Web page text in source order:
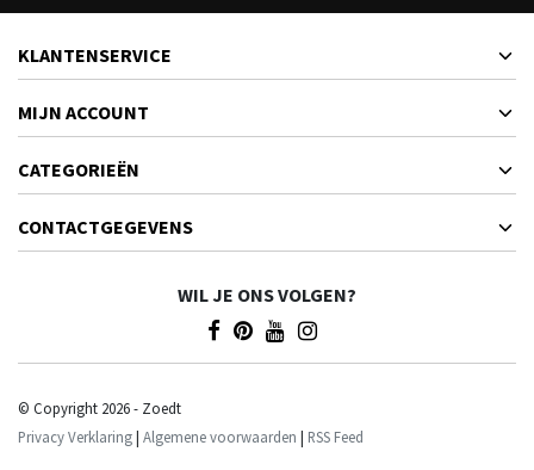
KLANTENSERVICE
MIJN ACCOUNT
CATEGORIEËN
CONTACTGEGEVENS
WIL JE ONS VOLGEN?
© Copyright 2026 - Zoedt
Privacy Verklaring| Algemene voorwaarden | RSS Feed